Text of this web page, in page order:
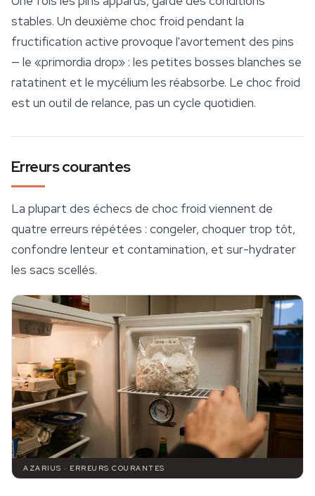
stables. Un deuxième choc froid pendant la
fructification active provoque l'avortement des pins
— le «primordia drop» : les petites bosses blanches se
ratatinent et le mycélium les réabsorbe. Le choc froid
est un outil de relance, pas un cycle quotidien.
Erreurs courantes
La plupart des échecs de choc froid viennent de
quatre erreurs répétées : congeler, choquer trop tôt,
confondre lenteur et contamination, et sur-hydrater
les sacs scellés.
AZARIUS · ERREURS COURANTES